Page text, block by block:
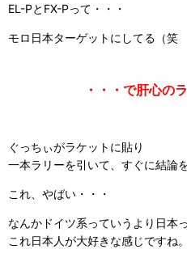
EL-PとFX-Pって・・・
モロ日本ターゲットにしてる（笑
・・・で肝心の
ぐっちぃがラケットに貼り
一本ラリーを引いて、すぐに結論
これ、やばい・・・
なんかドイツ系っていうより日本
これ日本人が大好きな感じですね。